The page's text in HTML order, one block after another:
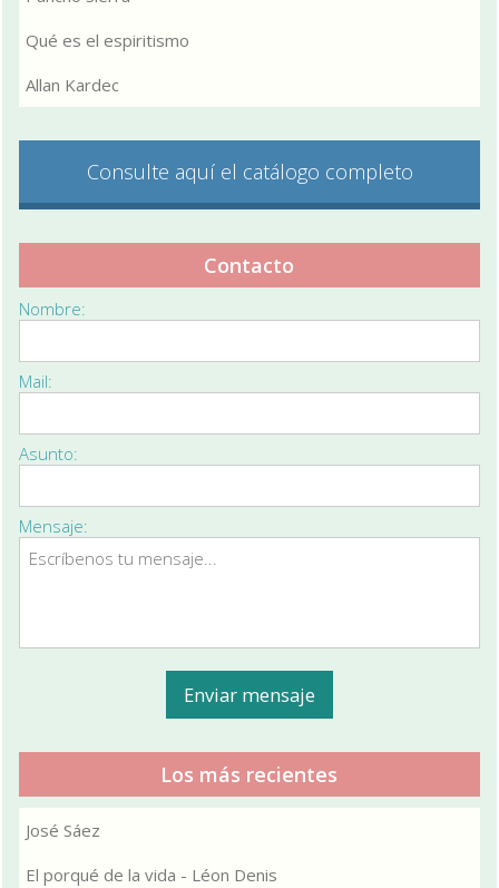
Qué es el espiritismo
Allan Kardec
Consulte aquí el catálogo completo
Contacto
Nombre:
Mail:
Asunto:
Mensaje:
Los más recientes
José Sáez
El porqué de la vida - Léon Denis